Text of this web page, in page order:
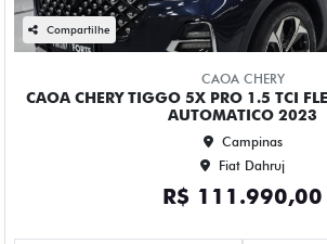
CHEVROLET CRUZE 1.4 TURBO FLEX
4P 2023
Campinas
Fiat Dahruj
R$ 115.990,00
2022/2023
Mais informações